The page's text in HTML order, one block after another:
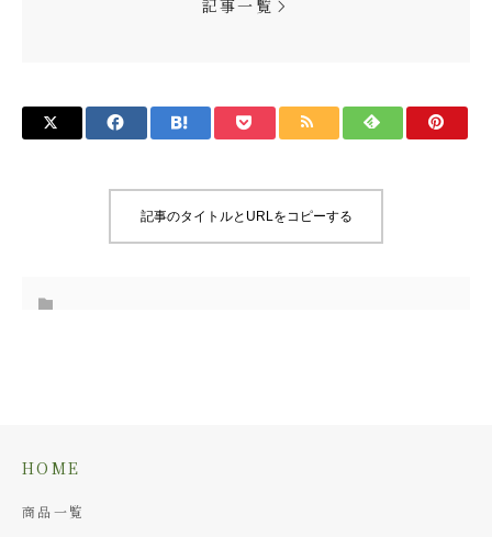
記事一覧
記事のタイトルとURLをコピーする
HOME
商品一覧